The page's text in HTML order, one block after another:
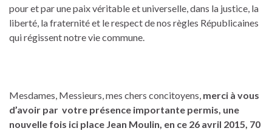
pour et par une paix véritable et universelle, dans la justice, la
liberté, la fraternité et le respect de nos règles Républicaines
qui régissent notre vie commune.
Mesdames, Messieurs, mes chers concitoyens, merci à vous
d’avoir par votre présence importante permis, une
nouvelle fois ici place Jean Moulin, en ce 26 avril 2015, 70